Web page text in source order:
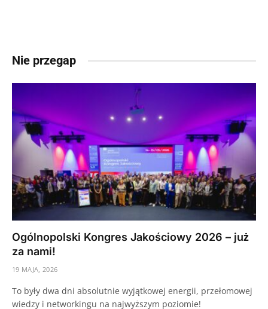
Nie przegap
Ogólnopolski Kongres Jakościowy 2026 – już
za nami!
19 MAJA, 2026
To były dwa dni absolutnie wyjątkowej energii, przełomowej
wiedzy i networkingu na najwyższym poziomie!